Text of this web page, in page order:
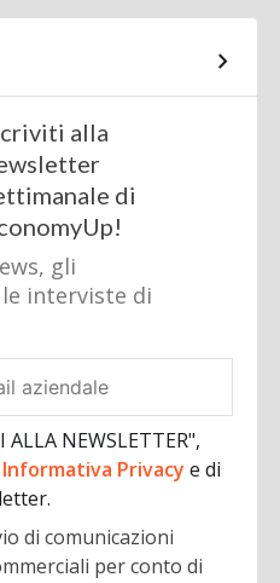
alla
di
gli
interviste di
NEWSLETTER",
Informativa Privacye di
di comunicazioni
per conto di